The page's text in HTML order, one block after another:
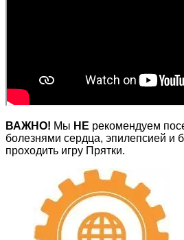
ВАЖНО! Мы НЕ рекомендуем
болезнями сердца, эпилепсией и
проходить игру Прятки.